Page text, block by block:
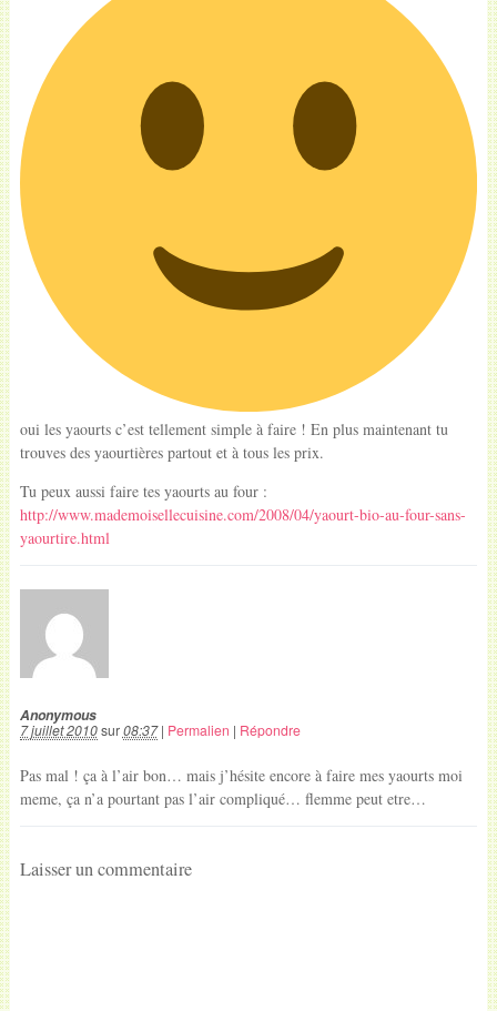
oui les yaourts c’est tellement simple à faire ! En plus maintenant tu
trouves des yaourtières partout et à tous les prix.
Tu peux aussi faire tes yaourts au four :
http://www.mademoisellecuisine.com/2008/04/yaourt-bio-au-four-sans-
yaourtire.html
Anonymous
7 juillet 2010sur08:37| Permalien | Répondre
Pas mal ! ça à l’air bon… mais j’hésite encore à faire mes yaourts moi
meme, ça n’a pourtant pas l’air compliqué… flemme peut etre…
Laisser un commentaire